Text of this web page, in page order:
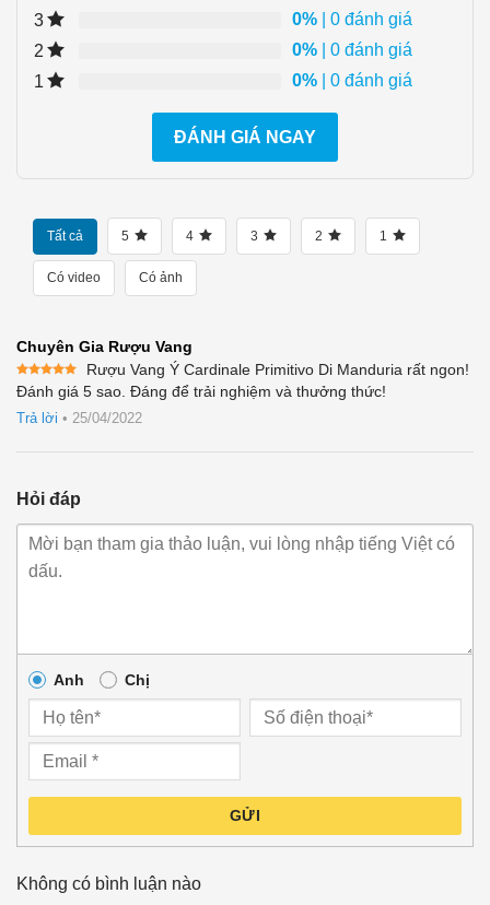
3
0% | 0 đánh giá
2
0% | 0 đánh giá
1
0% | 0 đánh giá
ĐÁNH GIÁ NGAY
Tất cả 5 4 3 2 1
Có video Có ảnh
Chuyên Gia Rượu Vang
Được xếp
hạng5 5
sao
Rượu Vang Ý Cardinale Primitivo Di Manduria rất ngon!
Đánh giá 5 sao. Đáng để trải nghiệm và thưởng thức!
Trả lời • 25/04/2022
Hỏi đáp
Anh Chị
GỬI
Không có bình luận nào